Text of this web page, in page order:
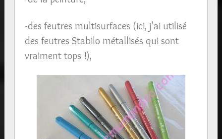
-des feutres multisurfaces (ici, j’ai utilisé
des feutres Stabilo métallisés qui sont
vraiment tops !),